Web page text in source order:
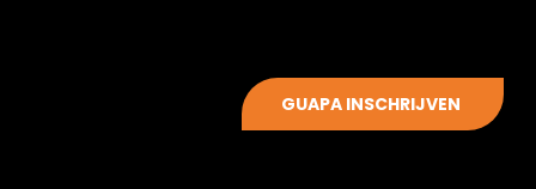
GUAPA INSCHRIJVEN